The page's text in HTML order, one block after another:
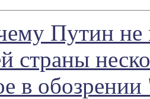
Путин не
страны
в